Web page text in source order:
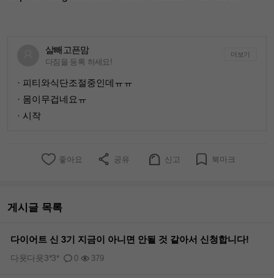
살빼고픈맘
다짐을 등록 하세요!
더보기
· 피티와식단조절중인데ㅠㅠ
· 몸이무겁네요ㅠ
· 시작
좋아요 공유 신고 북마크
게시글 목록
다이어트 신 3기 지금이 아니면 안될 것 같아서 신청합니다!
0 379
다욧다욧3*3*